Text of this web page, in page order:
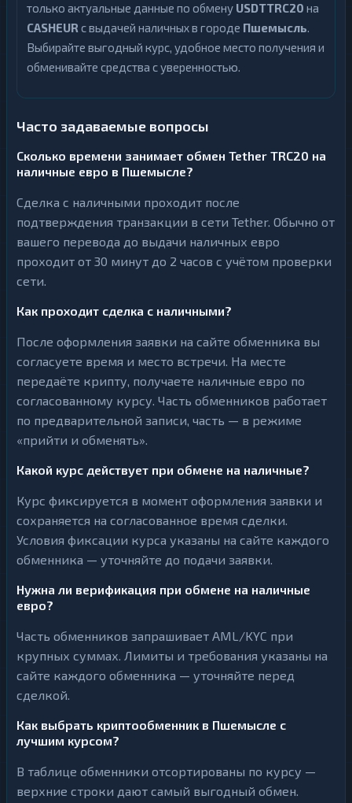
только актуальные данные по обмену USDTTRC20 на
CASHEUR с выдачей наличных в городе Пшемысль.
Выбирайте выгодный курс, удобное место получения и
обменивайте средства с уверенностью.
Часто задаваемые вопросы
Сколько времени занимает обмен Tether TRC20 на
наличные евро в Пшемысле?
Сделка с наличными проходит после
подтверждения транзакции в сети Tether. Обычно от
вашего перевода до выдачи наличных евро
проходит от 30 минут до 2 часов с учётом проверки
сети.
Как проходит сделка с наличными?
После оформления заявки на сайте обменника вы
согласуете время и место встречи. На месте
передаёте крипту, получаете наличные евро по
согласованному курсу. Часть обменников работает
по предварительной записи, часть — в режиме
«прийти и обменять».
Какой курс действует при обмене на наличные?
Курс фиксируется в момент оформления заявки и
сохраняется на согласованное время сделки.
Условия фиксации курса указаны на сайте каждого
обменника — уточняйте до подачи заявки.
Нужна ли верификация при обмене на наличные
евро?
Часть обменников запрашивает AML/KYC при
крупных суммах. Лимиты и требования указаны на
сайте каждого обменника — уточняйте перед
сделкой.
Как выбрать криптообменник в Пшемысле с
лучшим курсом?
В таблице обменники отсортированы по курсу —
верхние строки дают самый выгодный обмен.